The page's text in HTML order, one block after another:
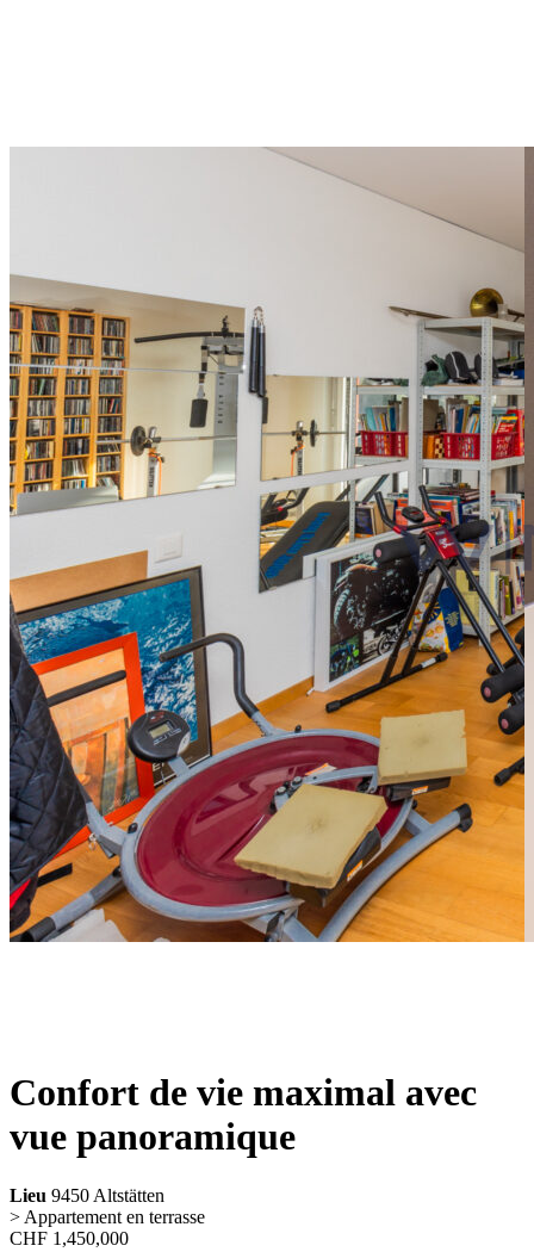
Confort de vie maximal avec
vue panoramique
Lieu 9450 Altstätten
> Appartement en terrasse
CHF 1,450,000